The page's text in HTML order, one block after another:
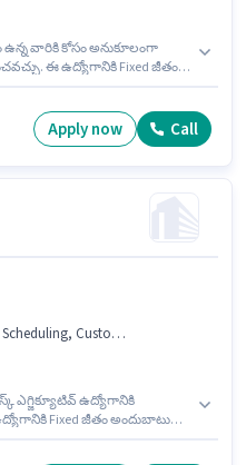
ఉన్న వారికి కోసం అనుకూలంగా
ఈ ఉద్యోగానికి Fixed జీతం
లో ఉంది. ఈ ఉద్యోగానికి అర్హత
Calls, Organizing &
Apply now Call
Calls, Computer Knowledge, PAN Card
ఎగ్జిక్యూటివ్ ఉద్యోగానికి
Fixed జీతం అందుబాటులో